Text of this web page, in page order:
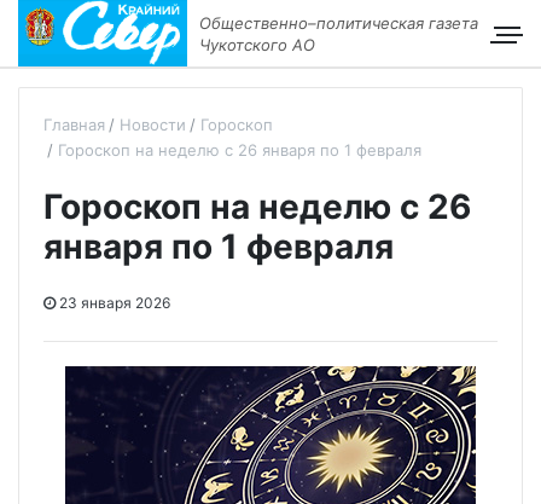
Общественно–политическая газета
Чукотского АО
Главная Новости
Гороскоп
Гороскоп на неделю с 26 января по 1 февраля
Гороскоп на неделю с 26
января по 1 февраля
23 января 2026